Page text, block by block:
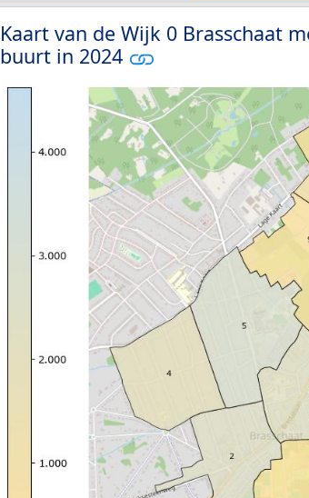
Kaart van de Wijk 0 Brasschaat
buurt in 2024